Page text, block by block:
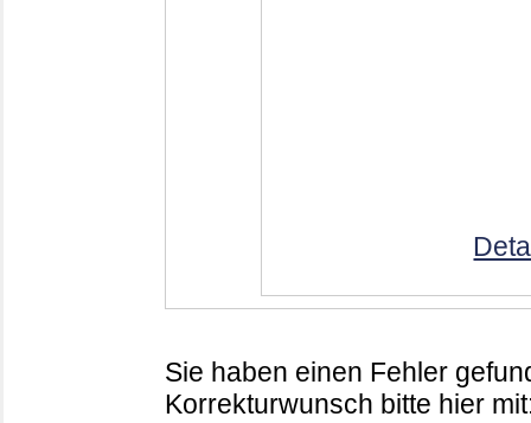
Sie haben einen Fehler
Korrekturwunsch bitte hier